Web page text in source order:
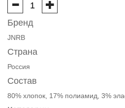
Бренд
JNRB
Страна
Россия
Состав
80% хлопок, 17% полиамид, 3%